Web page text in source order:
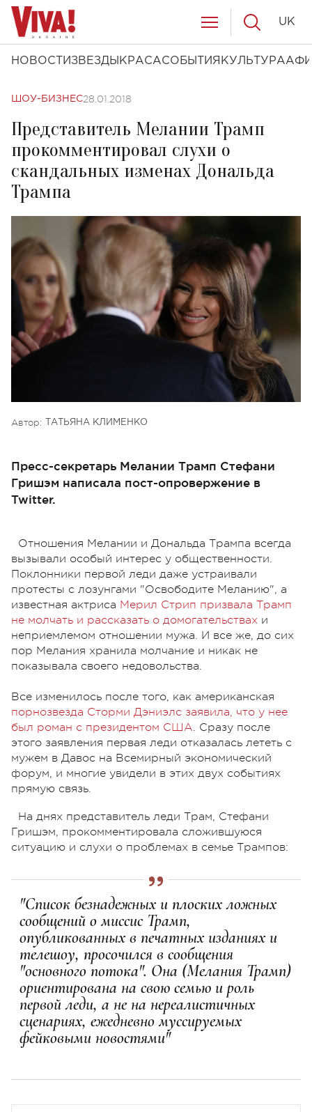
НОВОСТИ ЗВЕЗДЫ КРАСАСОБЫТИЯ КУЛЬТУРА
UK
ШОУ-БИЗНЕС28.01.2018
Представитель Мелании Трамп
прокомментировал слухи о
скандальных изменах Дональда
Трампа
Автор: ТАТЬЯНА КЛИМЕНКО
Пресс-секретарь Мелании Трамп Стефани
Гришэм написала пост-опровержение в
Twitter.
Отношения Мелании и Дональда Трампа всегда
вызывали особый интерес у общественности.
Поклонники первой леди даже устраивали
протесты с лозунгами "Освободите Меланию", а
известная актриса Мерил Стрип призвала Трамп
не молчать и рассказать о домогательствах и
неприемлемом отношении мужа. И все же, до сих
пор Мелания хранила молчание и никак не
показывала своего недовольства.
Все изменилось после того, как американская
порнозвезда Сторми Дэниэлс заявила, что у нее
был роман с президентом США. Сразу после
этого заявления первая леди отказалась лететь с
мужем в Давос на Всемирный экономический
форум, и многие увидели в этих двух событиях
прямую связь.
На днях представитель леди Трам, Стефани
Гришэм, прокомментировала сложившуюся
ситуацию и слухи о проблемах в семье Трампов:
"Список безнадежных и плоских ложных
сообщений о миссис Трамп,
опубликованных в печатных изданиях и
телешоу, просочился в сообщения
"основного потока". Она (Мелания Трамп)
ориентирована на свою семью и роль
первой леди, а не на нереалистичных
сценариях, ежедневно муссируемых
фейковыми новостями"